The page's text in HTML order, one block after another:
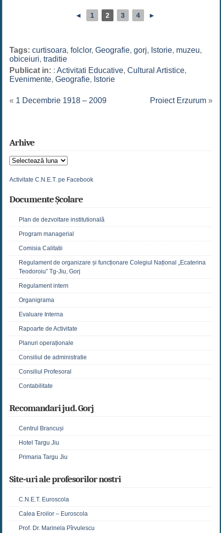
◄ 1 2 3 4 ►
Tags: curtisoara, folclor, Geografie, gorj, Istorie, muzeu,
obiceiuri, traditie
Publicat in: : Activitati Educative, Cultural Artistice,
Evenimente, Geografie, Istorie
« 1 Decembrie 1918 – 2009 Proiect Erzurum »
Arhive
Arhive
Activitate C.N.E.T. pe Facebook
Documente Școlare
Plan de dezvoltare institutională
Program managerial
Comisia Calitatii
Regulament de organizare și funcționare Colegiul Național „Ecaterina
Teodoroiu” Tg-Jiu, Gorj
Regulament intern
Organigrama
Evaluare Interna
Rapoarte de Activitate
Planuri operaționale
Consiliul de administratie
Consiliul Profesoral
Contabilitate
Recomandari jud. Gorj
Centrul Brancuși
Hotel Targu Jiu
Primaria Targu Jiu
Site-uri ale profesorilor nostri
C.N.E.T. Euroscola
Calea Eroilor – Euroscola
Prof. Dr. Marinela Pîrvulescu